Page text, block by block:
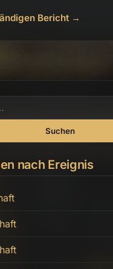
Bericht →
nach Ereignis